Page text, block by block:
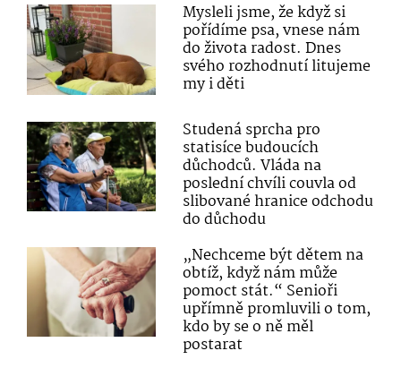
Mysleli jsme, že když si
pořídíme psa, vnese nám
do života radost. Dnes
svého rozhodnutí litujeme
my i děti
Studená sprcha pro
statisíce budoucích
důchodců. Vláda na
poslední chvíli couvla od
slibované hranice odchodu
do důchodu
„Nechceme být dětem na
obtíž, když nám může
pomoct stát.“ Senioři
upřímně promluvili o tom,
kdo by se o ně měl
postarat